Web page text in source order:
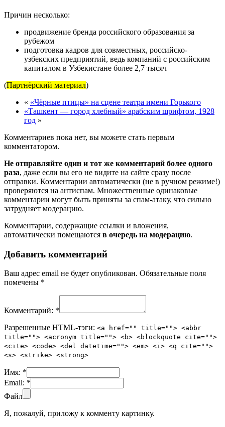
Причин несколько:
продвижение бренда российского образования за
рубежом
подготовка кадров для совместных, российско-
узбекских предприятий, ведь компаний с российским
капиталом в Узбекистане более 2,7 тысяч
(Партнёрский материал)
« «Чёрные птицы» на сцене театра имени Горького
«Ташкент — город хлебный» арабским шрифтом, 1928
год »
Комментариев пока нет, вы можете стать первым
комментатором.
Не отправляйте один и тот же комментарий более одного
раза, даже если вы его не видите на сайте сразу после
отправки. Комментарии автоматически (не в ручном режиме!)
проверяются на антиспам. Множественные одинаковые
комментарии могут быть приняты за спам-атаку, что сильно
затрудняет модерацию.
Комментарии, содержащие ссылки и вложения,
автоматически помещаются в очередь на модерацию.
Добавить комментарий
Ваш адрес email не будет опубликован. Обязательные поля
помечены *
Комментарий: *
Разрешенные HTML-тэги: <a href="" title=""> <abbr
title=""> <acronym title=""> <b> <blockquote cite="">
<cite> <code> <del datetime=""> <em> <i> <q cite="">
<s> <strike> <strong>
Имя: *
Email: *
Файл
Я, пожалуй, приложу к комменту картинку.